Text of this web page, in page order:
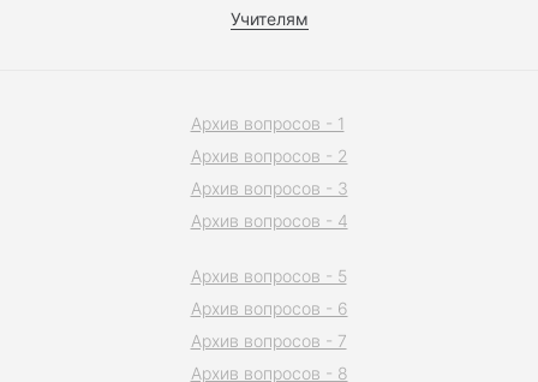
Учителям
Архив вопросов - 1
Архив вопросов - 2
Архив вопросов - 3
Архив вопросов - 4
Архив вопросов - 5
Архив вопросов - 6
Архив вопросов - 7
Архив вопросов - 8